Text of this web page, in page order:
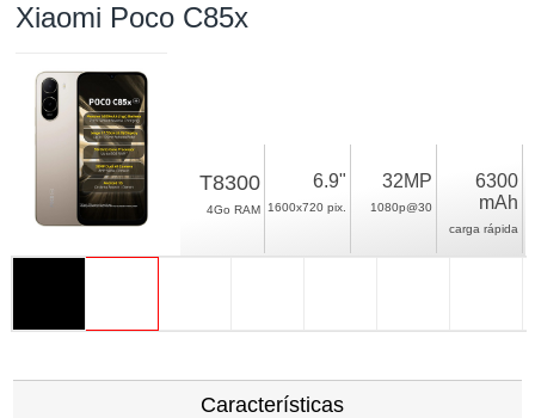
Xiaomi Poco C85x
T8300
4Go RAM
6.9"
1600x720 pix.
32MP
1080p@30
6300
mAh
carga rápida
Características